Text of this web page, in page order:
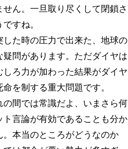
ん。一旦取り尽くして閉鎖さ
すね。
た時の圧力で出来た、地球の
問があります。ただダイヤは
ろ力が加わった結果がダイヤ
を制する重大問題です。
間では常識だよ、いまさら何
言論が有効であることも分か
本当のところがどうなのか